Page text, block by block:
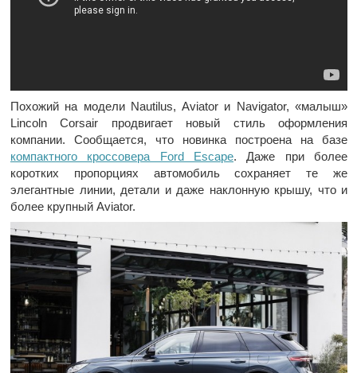
Похожий на модели Nautilus, Aviator и Navigator, «малыш»
Lincoln Corsair продвигает новый стиль оформления
компании. Сообщается, что новинка построена на базе
компактного кроссовера Ford Escape. Даже при более
коротких пропорциях автомобиль сохраняет те же
элегантные линии, детали и даже наклонную крышу, что и
более крупный Aviator.